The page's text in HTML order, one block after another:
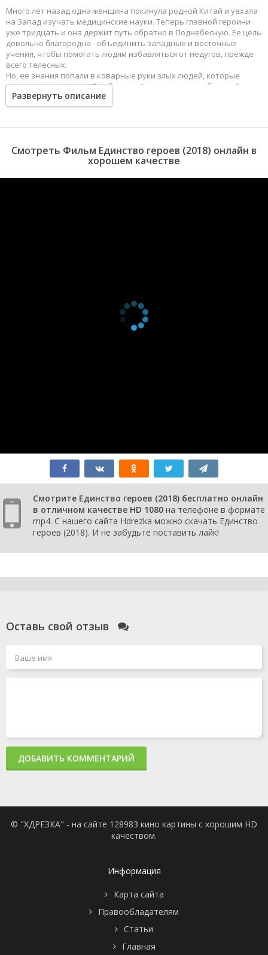
Много лет назад одна женщина покинула родной Китай и уехала
на Запад изучать медицинские науки. Теперь главной героини
уже тридцать и она держит путь обратно в Поднебесную. Ее цель
довольно благородна - объединить западные и восточные
учения, чтобы помогать людям избавляться от недугов, прежде
всего телесных.
Но, ее знания попали в коварные руки злых людей, которые
стали создавать людей-киборгов. Спасти мир от глобальной
катастрофа женщине помогает ее друг, мастер боевых
единоборств. В тесном единстве они выступают против своих
Развернуть описание
Смотреть Фильм Единство героев (2018) онлайн в
хорошем качестве
Смотрите Единство героев (2018) бесплатно онлайн
в отличном качестве HD 1080 на телефоне в формате
mp4. С нашего сайта Hdrezka можно скачать Единство
героев (2018). И не забудьте поставить лайк!
Оставь свой отзыв
ДОБАВИТЬ КОММЕНТАРИЙ
© "ХДРЕЗКА" - на сайте 128983 кино картины с хорошим HD
качеством.
Информация
Карта сайта
Правообладателям
Статьи
Главная